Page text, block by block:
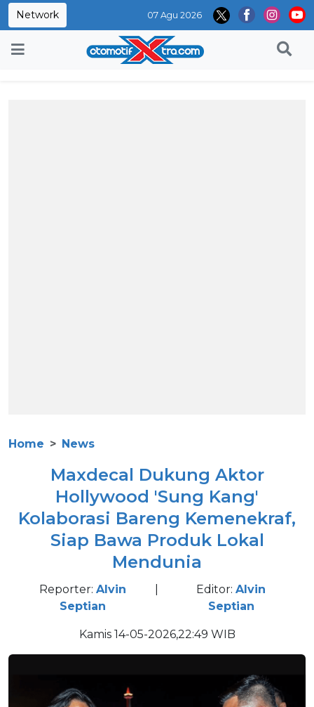
Network 07 Agu 2026
Home News
Maxdecal Dukung Aktor
Hollywood 'Sung Kang'
Kolaborasi Bareng Kemenekraf,
Siap Bawa Produk Lokal
Mendunia
Reporter: Alvin
Septian
Editor:Alvin
Septian
Kamis 14-05-2026,22:49 WIB